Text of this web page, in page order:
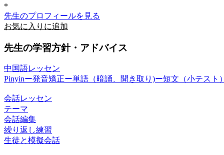
*
先生のプロフィールを見る
お気に入りに追加
先生の学習方針・アドバイス
中国語レッセン
Pinyinー発音矯正ー単語（暗誦、聞き取り)ー短文（小テスト
会話レッセン
テーマ
会話編集
繰り返し練習
生徒と模擬会話